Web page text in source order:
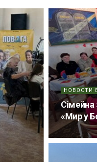
НОВОСТИ
Сімейна
«Мир у